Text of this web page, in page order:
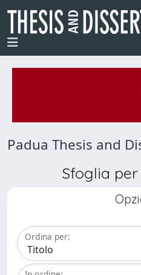
Padua Thesis and
Sfoglia
Ordina per: